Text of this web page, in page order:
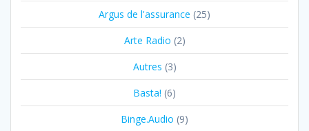
Argus de l'assurance (25)
Arte Radio (2)
Autres (3)
Basta! (6)
Binge.Audio (9)